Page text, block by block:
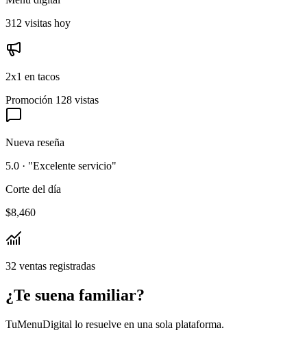
312 visitas hoy
2x1 en tacos
Promoción 128 vistas
Nueva reseña
5.0 · "Excelente servicio"
Corte del día
$8,460
32 ventas registradas
¿Te suena familiar?
TuMenuDigital lo resuelve en una sola plataforma.